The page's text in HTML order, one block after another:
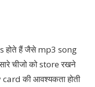
होते हैं जैसे mp3 song
चीजो को store रखने
की आवश्यकता होती